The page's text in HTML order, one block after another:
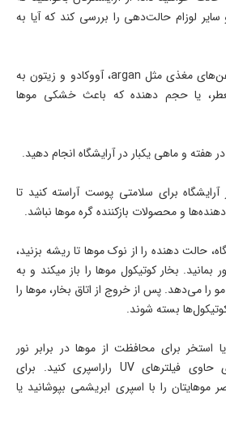
لوزام حالت‌دهی را بررسی کند که آیا به
از محصولاتی که حاوی روغن‌های مغذی مثل argan، آووکادو و زیتون به
یا حجم دهنده که باعث خشکی موها
هفته و ماهی یکبار در آرایشگاه انجام دهید.
برای سلامتی پوست آراسته کنید تا
و محصولات بازکننده گره موها نباشد.
حالت دهنده را از نوک موها تا ریشه بزنید،
بخور بمانید. بخار کوتیکول موها را باز میکند و به
را می‌دهد. پس از خروج از اتاق بخار، موها را
بسته شوند.
برای محافظت از موها در برابر نور
خورشید، حالت دهنده‌های حاوی فیلتر‌های UV راراسپری کنید. برای
موهایتان را با اسپری ابریشمی بپوشانید یا